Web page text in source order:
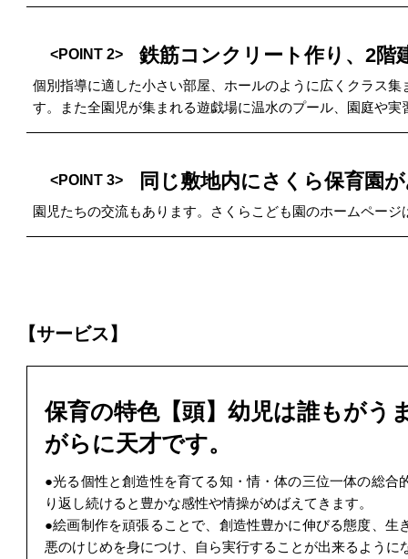
<POINT 2> 鉄筋コンクリート作り、2階
個別指導に適した小さい部屋、ホールのように広くクラス
す。また全園児が集まれる遊戯場に温水のプール、園庭や
<POINT 3> 同じ敷地内にさくら保育園
園児たちの交流もあります。さくらこども園のホームペー
【サービス】
保育の特色【頭】幼児は誰もがう
がらに天才です。
●光る個性と創造性を育てる知・情・体の三位一体の総合
り返し続けると豊かな感性や情操がめばえてきます。
●絵画制作を頑張ることで、創造性豊かに伸びる態度、生
悪のけじめを身につけ、自ら実行することが出来るように